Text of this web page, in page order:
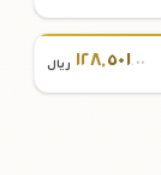
١٢٨,٥٠١.٠٠ ريال